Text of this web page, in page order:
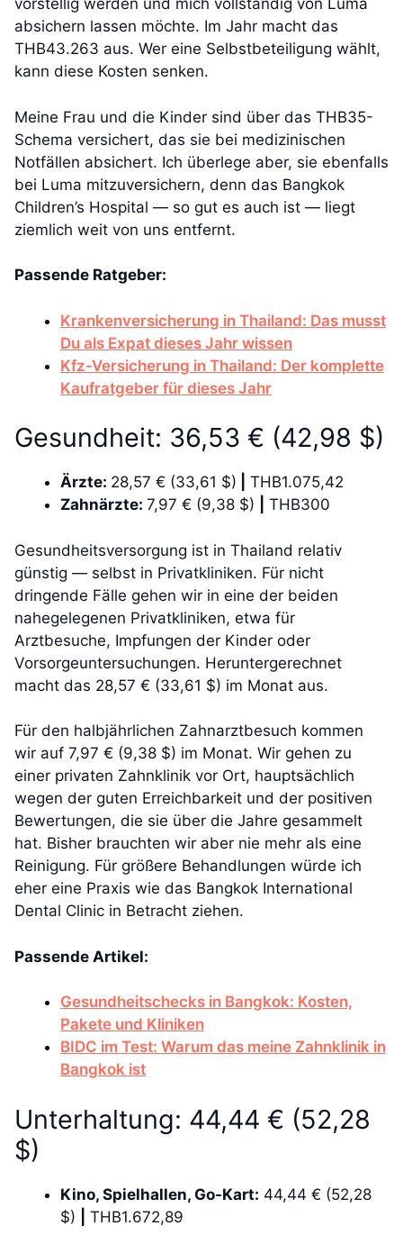
vorstellig werden und mich vollständig von Luma
absichern lassen möchte. Im Jahr macht das
THB43.263 aus. Wer eine Selbstbeteiligung wählt,
kann diese Kosten senken.
Meine Frau und die Kinder sind über das THB35-
Schema versichert, das sie bei medizinischen
Notfällen absichert. Ich überlege aber, sie ebenfalls
bei Luma mitzuversichern, denn das Bangkok
Children’s Hospital — so gut es auch ist — liegt
ziemlich weit von uns entfernt.
Passende Ratgeber:
Krankenversicherung in Thailand: Das musst
Du als Expat dieses Jahr wissen
Kfz-Versicherung in Thailand: Der komplette
Kaufratgeber für dieses Jahr
Gesundheit: 36,53 € (42,98 $)
Ärzte: 28,57 € (33,61 $)
THB1.075,42
Zahnärzte: 7,97 € (9,38 $) THB300
Gesundheitsversorgung ist in Thailand relativ
günstig — selbst in Privatkliniken. Für nicht
dringende Fälle gehen wir in eine der beiden
nahegelegenen Privatkliniken, etwa für
Arztbesuche, Impfungen der Kinder oder
Vorsorgeuntersuchungen. Heruntergerechnet
macht das 28,57 € (33,61 $) im Monat aus.
Für den halbjährlichen Zahnarztbesuch kommen
wir auf 7,97 € (9,38 $) im Monat. Wir gehen zu
einer privaten Zahnklinik vor Ort, hauptsächlich
wegen der guten Erreichbarkeit und der positiven
Bewertungen, die sie über die Jahre gesammelt
hat. Bisher brauchten wir aber nie mehr als eine
Reinigung. Für größere Behandlungen würde ich
eher eine Praxis wie das Bangkok International
Dental Clinic in Betracht ziehen.
Passende Artikel:
Gesundheitschecks in Bangkok: Kosten,
Pakete und Kliniken
BIDC im Test: Warum das meine Zahnklinik in
Bangkok ist
Unterhaltung: 44,44 € (52,28
$)
Kino, Spielhallen, Go-Kart: 44,44 € (52,28
$)
THB1.672,89